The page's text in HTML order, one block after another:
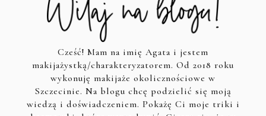
Cześć! Mam na imię Agata i jestem
makijażystką/charakteryzatorem. Od 2018 roku
wykonuję makijaże okolicznościowe w
Szczecinie. Na blogu chcę podzielić się moją
wiedzą i doświadczeniem. Pokażę Ci moje triki i